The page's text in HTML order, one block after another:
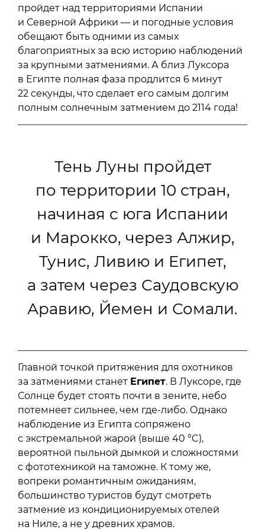
пройдет над территориями Испании
и Северной Африки — и погодные условия
обещают быть одними из самых
благоприятных за всю историю наблюдений
за крупными затмениями. А близ Луксора
в Египте полная фаза продлится 6 минут
22 секунды, что сделает его самым долгим
полным солнечным затмением до 2114 года!
Тень Луны пройдет
по территории 10 стран,
начиная с юга Испании
и Марокко, через Алжир,
Тунис, Ливию и Египет,
а затем через Саудовскую
Аравию, Йемен и Сомали.
Главной точкой притяжения для охотников
за затмениями станет Египет. В Луксоре, где
Солнце будет стоять почти в зените, небо
потемнеет сильнее, чем где-либо. Однако
наблюдение из Египта сопряжено
с экстремальной жарой (выше 40 °C),
вероятной пыльной дымкой и сложностями
с фототехникой на таможне. К тому же,
вопреки романтичным ожиданиям,
большинство туристов будут смотреть
затмение из кондиционируемых отелей
на Ниле, а не у древних храмов.